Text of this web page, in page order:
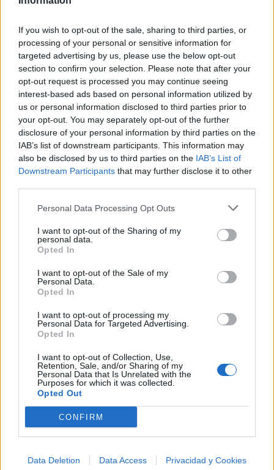
If you wish to opt-out of the sale, sharing to third parties, or
processing of your personal or sensitive information for
targeted advertising by us, please use the below opt-out
section to confirm your selection. Please note that after your
opt-out request is processed you may continue seeing
interest-based ads based on personal information utilized by
us or personal information disclosed to third parties prior to
your opt-out. You may separately opt-out of the further
disclosure of your personal information by third parties on the
IAB’s list of downstream participants. This information may
also be disclosed by us to third parties on the IAB’s List of
Downstream Participants that may further disclose it to other
Personal Data Processing Opt Outs
I want to opt-out of the Sharing of my
personal data.
Opted In
I want to opt-out of the Sale of my
Personal Data.
Opted In
I want to opt-out of processing my
Personal Data for Targeted Advertising.
Opted In
I want to opt-out of Collection, Use,
Retention, Sale, and/or Sharing of my
Personal Data that Is Unrelated with the
Purposes for which it was collected.
Opted Out
CONFIRM
Data Deletion Data Access Privacidad y Cookies
🪐🚀 Canciones para Ver las Estrellas:
Psicodelia y Space Rock 🎸✨
🌌🚀 Viaje intergaláctico: la mejor selección de
psicodelia, space rock y atmósferas cósmicas para
tus noches de astronomía. 🪐🎸 Desconecta, mira
al firmamento y siente la gravedad cero. 💾 ¡Guarda
esta colección para tu próxima noche estrellada!
✨⭐
Letras Top Artistas Playlists
B C D E F G H I J K L
N O P Q R S T W
Z #